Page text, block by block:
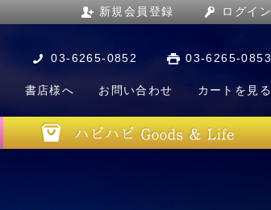
新規会員登録 ログイン
03-6265-0852 03-6265-0853
書店様へ お問い合わせ カートを見る